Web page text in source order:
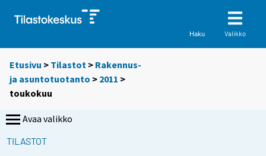
Haku Valikko
Etusivu > Tilastot > Rakennus-
ja asuntotuotanto > 2011 >
toukokuu
Avaa valikko
TILASTOT